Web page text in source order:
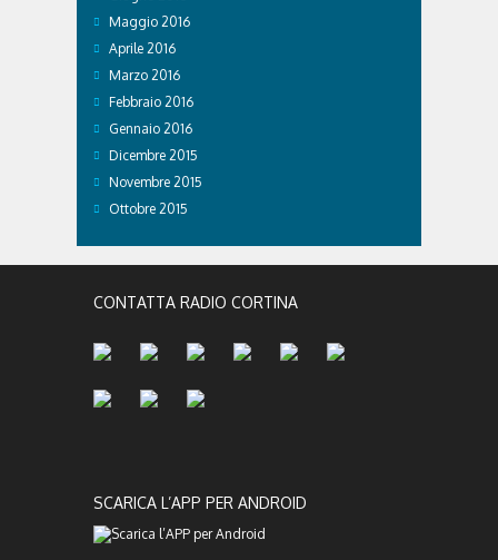
Maggio 2016
Aprile 2016
Marzo 2016
Febbraio 2016
Gennaio 2016
Dicembre 2015
Novembre 2015
Ottobre 2015
CONTATTA RADIO CORTINA
SCARICA L’APP PER ANDROID